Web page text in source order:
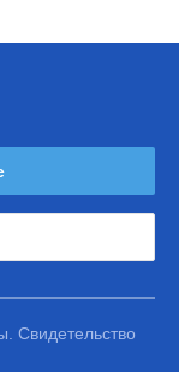
Свидетельство